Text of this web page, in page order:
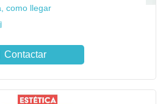
como llegar
Contactar